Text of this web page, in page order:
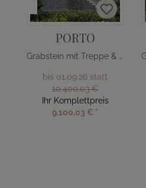
PORTO
Grabstein mit Treppe & Edelstahl Kreuz
bis 01.09.26 statt
10.400,03 €
Ihr Komplettpreis
9.100,03 € *